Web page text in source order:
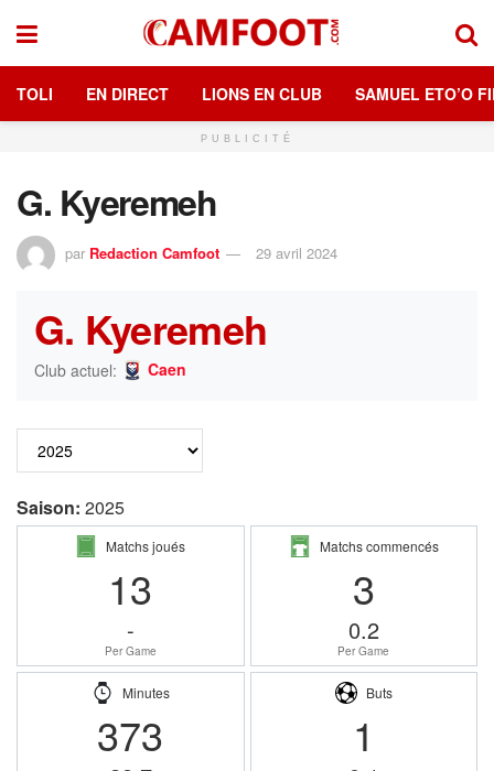
TOLI EN DIRECT LIONS EN CLUB SAMUEL ETO’O
PUBLICITÉ
G. Kyeremeh
par Redaction Camfoot 29 avril 2024
G. Kyeremeh
Club actuel: Caen
Saison: 2025
Matchs joués
13
-
Per Game
Matchs commencés
3
0.2
Per Game
Minutes
373
Buts
1